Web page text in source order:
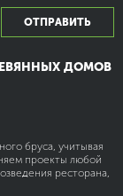
ДОМОВ
бруса, учитывая
проекты любой
ресторана,
ОТПРАВИТЬ